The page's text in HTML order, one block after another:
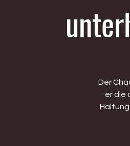
Der
er die
Haltung